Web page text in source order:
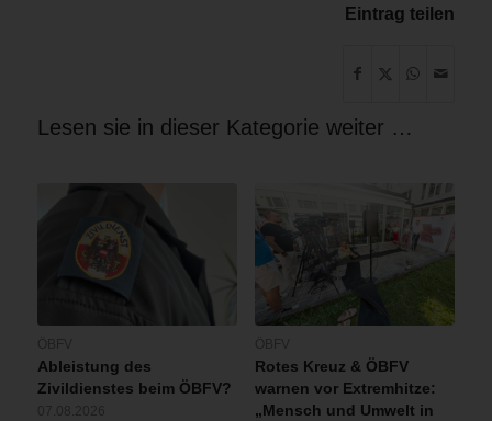
Eintrag teilen
Lesen sie in dieser Kategorie weiter …
Ableistung des
Zivildienstes beim ÖBFV?
Rotes Kreuz & ÖBFV
warnen vor Extremhitze:
„Mensch und Umwelt in